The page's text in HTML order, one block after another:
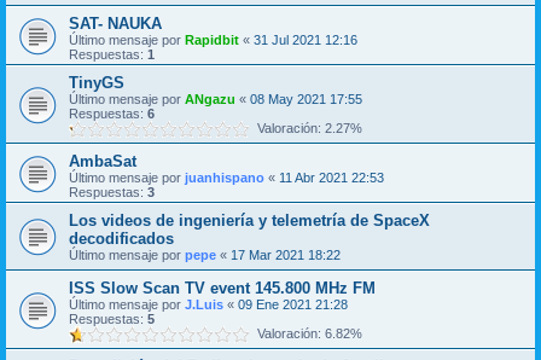
SAT- NAUKA
Último mensaje por Rapidbit « 31 Jul 2021 12:16
Respuestas: 1
TinyGS
Último mensaje por ANgazu « 08 May 2021 17:55
Respuestas: 6
Valoración: 2.27%
AmbaSat
Último mensaje por juanhispano « 11 Abr 2021 22:53
Respuestas: 3
Los videos de ingeniería y telemetría de SpaceX
decodificados
Último mensaje por pepe « 17 Mar 2021 18:22
ISS Slow Scan TV event 145.800 MHz FM
Último mensaje por J.Luis « 09 Ene 2021 21:28
Respuestas: 5
Valoración: 6.82%